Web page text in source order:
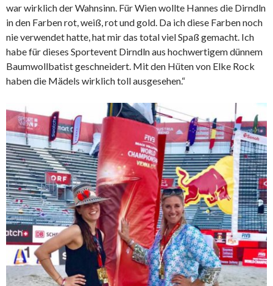
war wirklich der Wahnsinn. Für Wien wollte Hannes die Dirndln
in den Farben rot, weiß, rot und gold. Da ich diese Farben noch
nie verwendet hatte, hat mir das total viel Spaß gemacht. Ich
habe für dieses Sportevent Dirndln aus hochwertigem dünnem
Baumwollbatist geschneidert. Mit den Hüten von Elke Rock
haben die Mädels wirklich toll ausgesehen.“